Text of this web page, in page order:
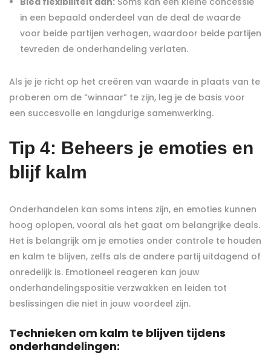
in een bepaald onderdeel van de deal de waarde
voor beide partijen verhogen, waardoor beide partijen
tevreden de onderhandeling verlaten.
Als je je richt op het creëren van waarde in plaats van te
proberen om de “winnaar” te zijn, leg je de basis voor
een succesvolle en langdurige samenwerking.
Tip 4: Beheers je emoties en
blijf kalm
Onderhandelen kan soms intens zijn, en emoties kunnen
hoog oplopen, vooral als het gaat om belangrijke deals.
Het is belangrijk om je emoties onder controle te houden
en kalm te blijven, zelfs als de andere partij uitdagend of
onredelijk is. Emotioneel reageren kan jouw
onderhandelingspositie verzwakken en leiden tot
beslissingen die niet in jouw voordeel zijn.
Technieken om kalm te blijven tijdens
onderhandelingen: